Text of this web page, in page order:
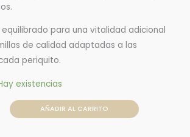
equilibrado para una vitalidad adicional
de calidad adaptadas a las
periquito.
existencias
AÑADIR AL CARRITO